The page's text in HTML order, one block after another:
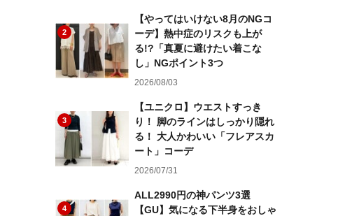
2
【やってはいけない8月のNGコ
ーデ】熱中症のリスクも上が
る!?「真夏に避けたい着こな
し」NGポイント3つ
2026/08/03
3
【ユニクロ】ウエストすっき
り！ 脚のラインはしっかり隠れ
る！ 大人かわいい「フレアスカ
ート」コーデ
2026/07/31
4
ALL2990円の神パンツ3選
【GU】気になる下半身をおしゃ